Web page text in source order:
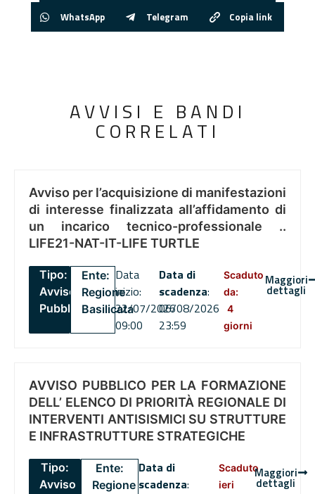
WhatsApp Telegram Copia link
AVVISI E BANDI
CORRELATI
Avviso per l’acquisizione di manifestazioni
di interesse finalizzata all’affidamento di
un incarico tecnico-professionale ..
LIFE21-NAT-IT-LIFE TURTLE
Tipo:
Avviso
Pubblico
Ente:
Regione
Basilicata
Data
inizio:
22/07/2026
09:00
Data di
scadenza:
06/08/2026
23:59
Scaduto
da:
4
giorni
Maggiori
dettagli
AVVISO PUBBLICO PER LA FORMAZIONE
DELL’ ELENCO DI PRIORITÀ REGIONALE DI
INTERVENTI ANTISISMICI SU STRUTTURE
E INFRASTRUTTURE STRATEGICHE
Tipo:
Avviso
Ente:
Regione
Data di
scadenza:
Scaduto
ieri
Maggiori
dettagli